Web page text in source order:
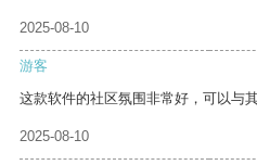
2025-08-10
游客
这款软件的社区氛围非常好，可以与
2025-08-10